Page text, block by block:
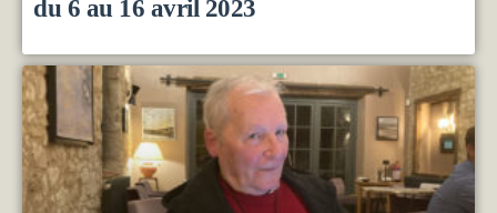
du 6 au 16 avril 2023